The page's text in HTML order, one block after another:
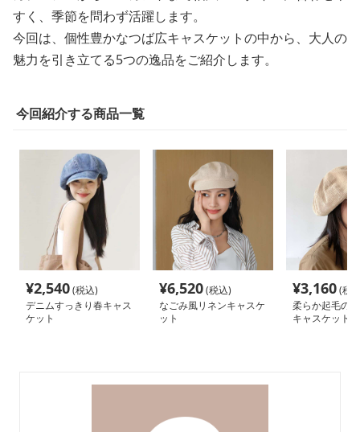
すく、季節を問わず活躍します。
今回は、個性豊かなつば広キャスケットの中から、大人の
魅力を引き立てる5つの逸品をご紹介します。
今回紹介する商品一覧
¥2,540(税込)
デニムすっきり春キャス
ケット
¥6,520(税込)
なごみ風リネンキャスケ
ット
¥3,160(税
柔らか起毛の
キャスケット